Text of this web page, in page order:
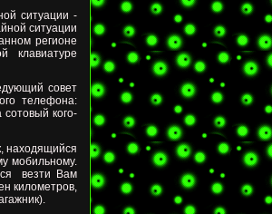
ситуации -
ситуации
регионе
клавиатуре
совет
телефона:
кого-
находящийся
мобильному.
везти Вам
километров,